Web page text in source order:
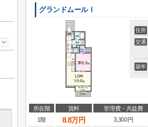
グランドムールⅠ
住所
交通
築年
所在階 賃料 管理費・共益費
1階
8.8万円 3,300円